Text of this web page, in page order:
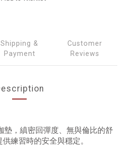
Shipping &
Payment
Customer
Reviews
墊，縝密回彈度、無與倫比的舒
練習時的安全與穩定。